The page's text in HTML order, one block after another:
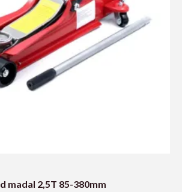
madal 2,5T 85-380mm